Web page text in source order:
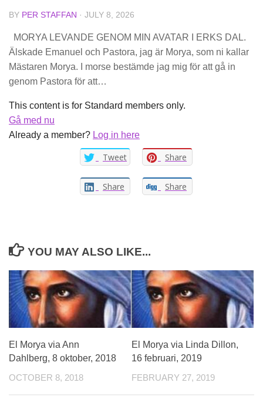
BY PER STAFFAN · JULY 8, 2026
MORYA LEVANDE GENOM MIN AVATAR I ERKS DAL.
Älskade Emanuel och Pastora, jag är Morya, som ni kallar
Mästaren Morya. I morse bestämde jag mig för att gå in
genom Pastora för att…
This content is for Standard members only.
Gå med nu
Already a member? Log in here
Tweet Share
Share Share
YOU MAY ALSO LIKE...
El Morya via Ann
Dahlberg, 8 oktober, 2018
OCTOBER 8, 2018
El Morya via Linda Dillon,
16 februari, 2019
FEBRUARY 27, 2019